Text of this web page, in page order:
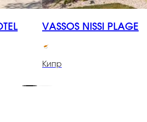
VASSOS NISSI PLAGE
Кипр